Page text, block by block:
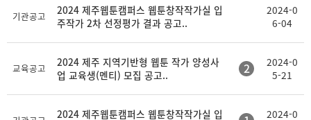
기관공고
2024 제주웹툰캠퍼스 웹툰창작작가실 입
주작가 2차 선정평가 결과 공고..
2024-0
6-04
교육공고
2024 제주 지역기반형 웹툰 작가 양성사
업 교육생(멘티) 모집 공고..
2
2024-0
5-21
2024 제주웹툰캠퍼스 웹툰창작작가실 입
2024-0